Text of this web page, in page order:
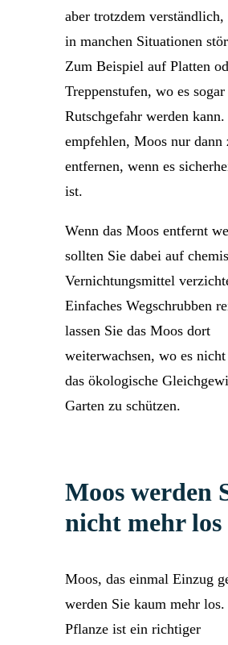
aber trotzdem verständlich,
in manchen Situationen
Zum Beispiel auf Platten
Treppenstufen, wo es
Rutschgefahr werden
empfehlen, Moos nur dann
entfernen, wenn es
ist.
Wenn das Moos entfernt
sollten Sie dabei auf
Vernichtungsmittel
Einfaches Wegschrubben
lassen Sie das Moos dort
weiterwachsen, wo es
das ökologische
Garten zu schützen.
Moos werden
nicht mehr los
Moos, das einmal Einzug
werden Sie kaum mehr
Pflanze ist ein richtiger